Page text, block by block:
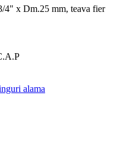
4" x Dm.25 mm, teava fier
alama